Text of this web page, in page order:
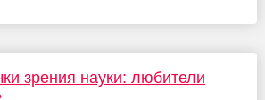
зрения науки: любители